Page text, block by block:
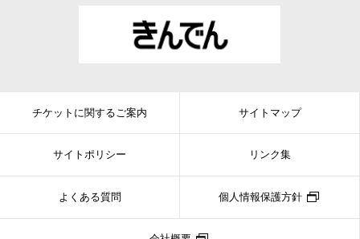
チケットに関するご案内 サイトマップ
サイトポリシー リンク集
よくある質問 個人情報保護方針